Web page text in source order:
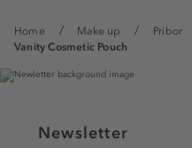
Home Make up Pribor
Vanity Cosmetic Pouch
Newsletter